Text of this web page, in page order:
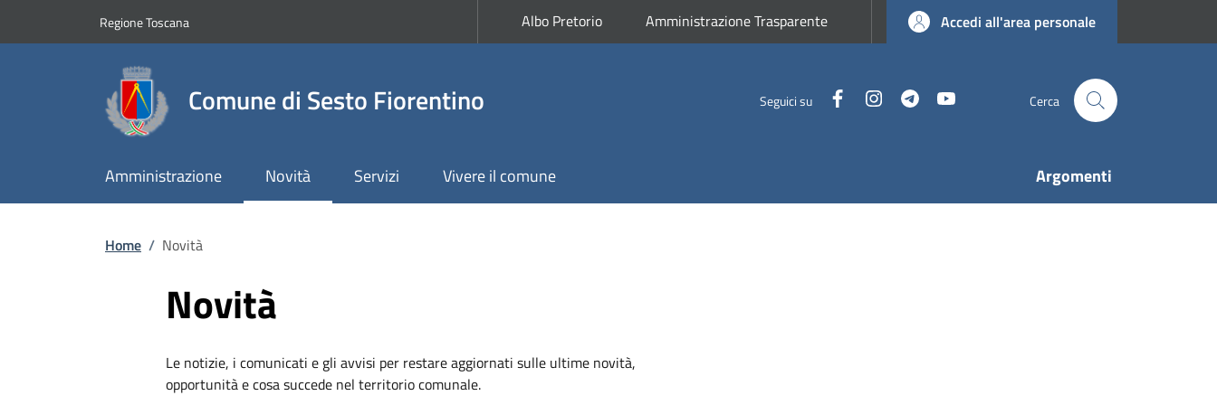
Regione ToscanaSlim top Albo Pretorio Amministrazione Trasparente Accedi all'area personale
Comune di Sesto Fiorentino Seguici su FacebookInstagramTelegram Cerca
Amministrazione Novità Servizi Vivere il comune Argomenti
Briciole di pane
Home / Novità
Novità
Le notizie, i comunicati e gli avvisi per restare aggiornati sulle ultime novità,
opportunità e cosa succede nel territorio comunale.